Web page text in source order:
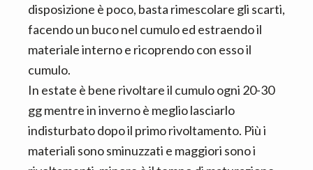
disposizione è poco, basta rimescolare gli scarti,
facendo un buco nel cumulo ed estraendo il
materiale interno e ricoprendo con esso il
cumulo.
In estate è bene rivoltare il cumulo ogni 20-30
gg mentre in inverno è meglio lasciarlo
indisturbato dopo il primo rivoltamento. Più i
materiali sono sminuzzati e maggiori sono i